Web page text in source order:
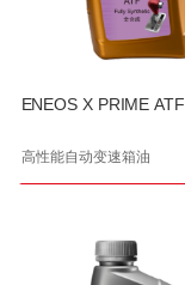
ENEOS X PRIME ATF
高性能自动变速箱油